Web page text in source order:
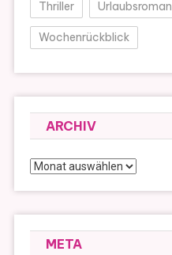
Thriller Urlaubsroman
Wochenrückblick
ARCHIV
Archiv
META